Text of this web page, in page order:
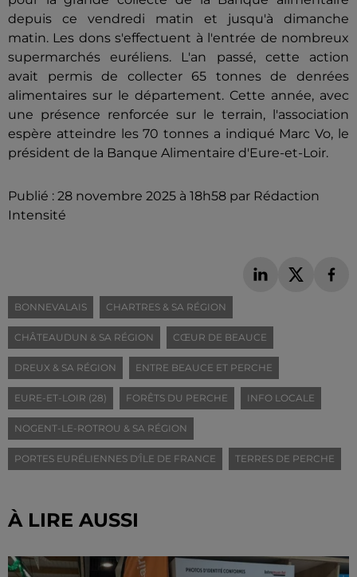
depuis ce vendredi matin et jusqu'à dimanche
matin. Les dons s'effectuent à l'entrée de nombreux
supermarchés euréliens. L'an passé, cette action
avait permis de collecter 65 tonnes de denrées
alimentaires sur le département. Cette année, avec
une présence renforcée sur le terrain, l'association
espère atteindre les 70 tonnes a indiqué Marc Vo, le
président de la Banque Alimentaire d'Eure-et-Loir.
Publié : 28 novembre 2025 à 18h58 par Rédaction
Intensité
BONNEVALAIS CHARTRES & SA RÉGION
CHÂTEAUDUN & SA RÉGION CŒUR DE BEAUCE
DREUX & SA RÉGION ENTRE BEAUCE ET PERCHE
EURE-ET-LOIR (28) FORÊTS DU PERCHE INFO LOCALE
NOGENT-LE-ROTROU & SA RÉGION
PORTES EURÉLIENNES D'ÎLE DE FRANCE TERRES DE PERCHE
À LIRE AUSSI